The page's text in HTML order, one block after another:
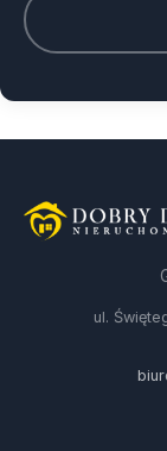
ul.